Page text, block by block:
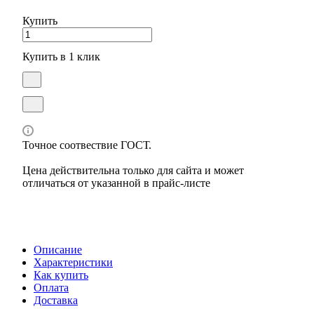
Купить
Купить в 1 клик
Точное соотвествие ГОСТ.
Цена действительна только для сайта и может
отличаться от указанной в прайс-листе
Описание
Характеристики
Как купить
Оплата
Доставка